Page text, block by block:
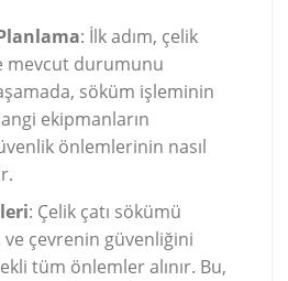
: İlk adım, çelik
mevcut durumunu
söküm işleminin
ekipmanların
önlemlerinin nasıl
: Çelik çatı sökümü
ve çevrenin güvenliğini
tüm önlemler alınır. Bu,